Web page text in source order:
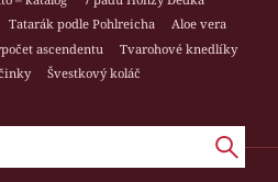
Tatarák podle Pohlreicha
Aloe vera
ascendentu
Tvarohové knedlíky
Švestkový koláč